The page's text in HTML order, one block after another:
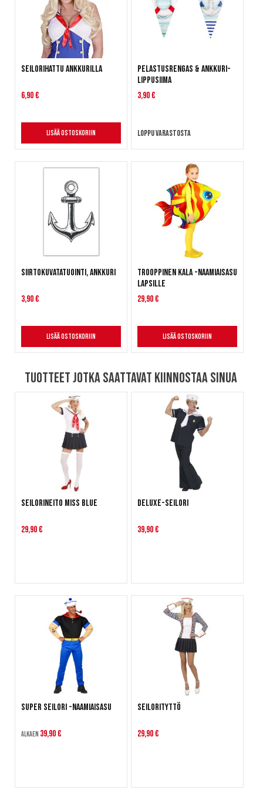
Seilorihattu ankkurilla
6,90 €
Lisää ostoskoriin
Pelastusrengas & ankkuri-
lippusiima
3,90 €
Loppu varastosta
Siirtokuvatatuointi, ankkuri
3,90 €
Lisää ostoskoriin
Trooppinen kala -naamiaisasu
lapsille
29,90 €
Lisää ostoskoriin
Tuotteet jotka saattavat kiinnostaa sinua
Seilorineito Miss Blue
29,90 €
Deluxe-Seilori
39,90 €
Super Seilori -naamiaisasu
Alkaen 39,90 €
Seilorityttö
29,90 €